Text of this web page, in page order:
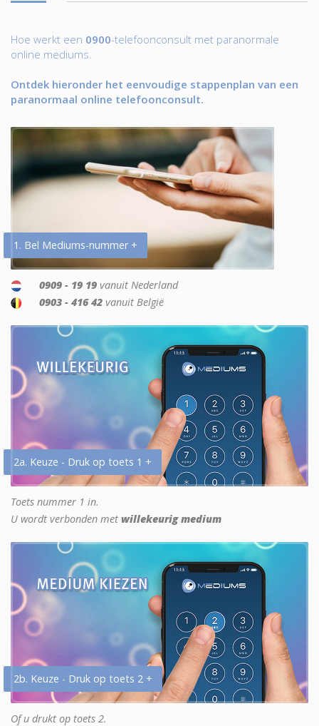
Hoe werkt een 0900-telefoonconsult met paranormale
online mediums.
Ontdek hieronder het eenvoudige stappenplan van een
paranormaal online telefoonconsult.
1. Bel Mediums-nummer +
0909 - 19 19 vanuit Nederland
0903 - 416 42 vanuit België
2a. Keuze - Druk op toets 1 +
Toets nummer 1 in.
U wordt verbonden met willekeurig medium
2b. Keuze - Druk op toets 2 +
Of u drukt op toets 2.